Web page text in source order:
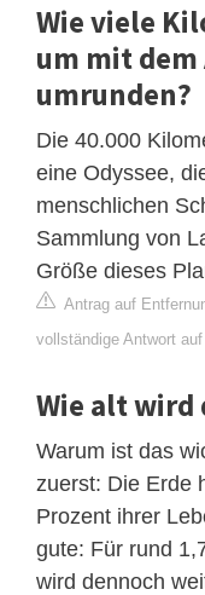
Wie viele
um mit dem
umrunden?
Die 40.000
eine Odyssee,
menschlichen
Sammlung von
Größe dieses
Antrag auf
vollständige Antwort
Wie alt wird
Warum ist das
zuerst: Die Erde
Prozent ihrer
gute: Für rund
wird dennoch